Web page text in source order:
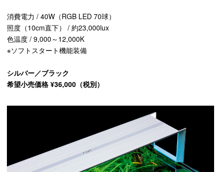
消費電力 / 40W（RGB LED 70球）
照度（10cm直下） / 約23,000lux
色温度 / 9,000～12,000K
※ソフトスタート機能装備
シルバー／ブラック
希望小売価格 ¥36,000（税別）